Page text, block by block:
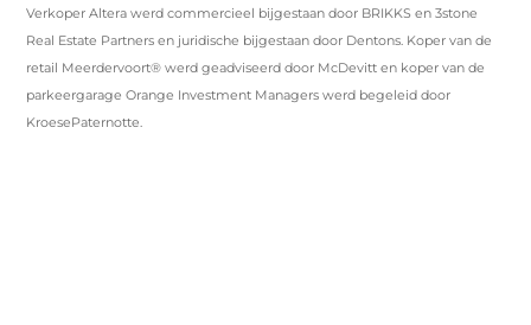
Verkoper Altera werd commercieel bijgestaan door BRIKKS en 3stone
Real Estate Partners en juridische bijgestaan door Dentons. Koper van de
retail Meerdervoort® werd geadviseerd door McDevitt en koper van de
parkeergarage Orange Investment Managers werd begeleid door
KroesePaternotte.